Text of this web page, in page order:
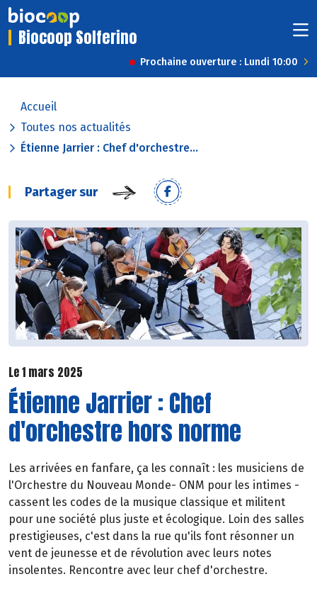
Biocoop Solferino
Prochaine ouverture : Lundi 10:00
Accueil
Toutes nos actualités
Étienne Jarrier : Chef d'orchestre...
Partager sur
Le 1 mars 2025
Étienne Jarrier : Chef
d'orchestre hors norme
Les arrivées en fanfare, ça les connaît : les musiciens de
l'Orchestre du Nouveau Monde- ONM pour les intimes -
cassent les codes de la musique classique et militent
pour une société plus juste et écologique. Loin des salles
prestigieuses, c'est dans la rue qu'ils font résonner un
vent de jeunesse et de révolution avec leurs notes
insolentes. Rencontre avec leur chef d'orchestre.